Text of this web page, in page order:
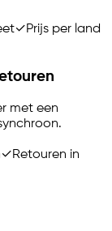
✓Prijs per land
met een
✓Retouren in